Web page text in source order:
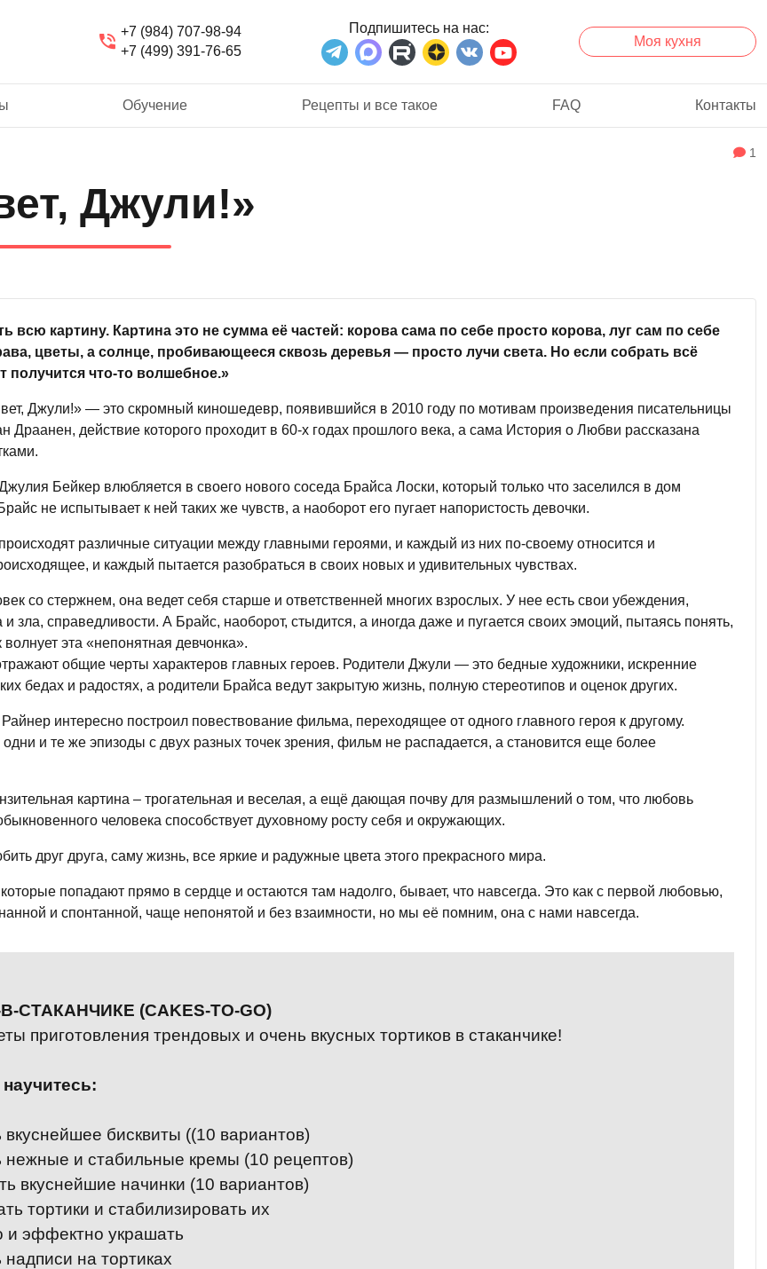
+7 (984) 707-98-94
+7 (499) 391-76-65
Подпишитесь на нас
Моя кухня
Обучение Рецепты и все такое FAQ Контакты
1
Джули!»
всю картину. Картина это не сумма её частей: корова сама по себе просто корова, луг сам по себе
цветы, а солнце, пробивающееся сквозь деревья — просто лучи света. Но если собрать всё
получится что-то волшебное.»
Джули!» — это скромный киношедевр, появившийся в 2010 году по мотивам произведения писательницы
Драанен, действие которого проходит в 60-х годах прошлого века, а сама История о Любви рассказана
Бейкер влюбляется в своего нового соседа Брайса Лоски, который только что заселился в дом
не испытывает к ней таких же чувств, а наоборот его пугает напористость девочки.
различные ситуации между главными героями, и каждый из них по-своему относится и
и каждый пытается разобраться в своих новых и удивительных чувствах.
со стержнем, она ведет себя старше и ответственней многих взрослых. У нее есть свои убеждения,
и зла, справедливости. А Брайс, наоборот, стыдится, а иногда даже и пугается своих эмоций, пытаясь понять,
волнует эта «непонятная девчонка».
общие черты характеров главных героев. Родители Джули — это бедные художники, искренние
бедах и радостях, а родители Брайса ведут закрытую жизнь, полную стереотипов и оценок других.
интересно построил повествование фильма, переходящее от одного главного героя к другому.
и те же эпизоды с двух разных точек зрения, фильм не распадается, а становится еще более
картина – трогательная и веселая, а ещё дающая почву для размышлений о том, что любовь
человека способствует духовному росту себя и окружающих.
друг друга, саму жизнь, все яркие и радужные цвета этого прекрасного мира.
попадают прямо в сердце и остаются там надолго, бывает, что навсегда. Это как с первой любовью,
и спонтанной, чаще непонятой и без взаимности, но мы её помним, она с нами навсегда.
СТАКАНЧИКЕ (CAKES-TO-GO)
приготовления трендовых и очень вкусных тортиков в стаканчике!
вкуснейшее бисквиты ((10 вариантов)
нежные и стабильные кремы (10 рецептов)
вкуснейшие начинки (10 вариантов)
тортики и стабилизировать их
и эффектно украшать
надписи на тортиках